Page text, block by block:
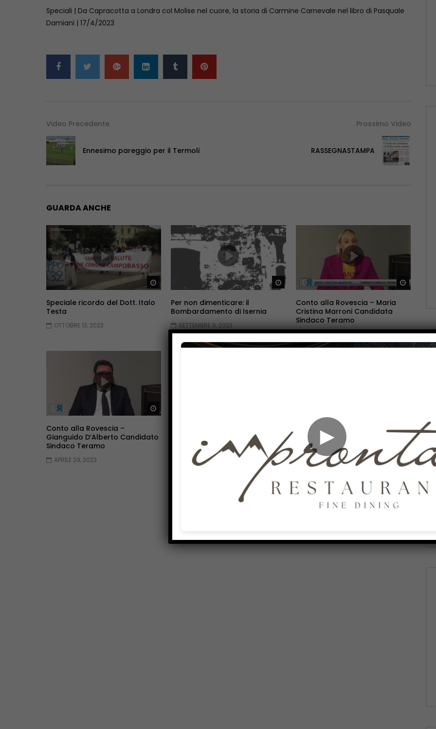
Speciali | Da Capracotta a Londra col Molise nel cuore, la storia di Carmine Carnevale nel libro di Pasquale
Damiani | 17/4/2023
Video Precedente
Ennesimo pareggio per il Termoli
Prossimo Video
RASSEGNASTAMPA
GUARDA ANCHE
Speciale ricordo del Dott. Italo
Testa
OTTOBRE 13, 2023
Guarda Dopo
Per non dimenticare: il
Bombardamento di Isernia
SETTEMBRE 9, 2023
Guarda
Conto alla Rovescia – Maria
Cristina Marroni Candidata
Sindaco Teramo
APRILE 29, 2023
Conto alla Rovescia –
Gianguido D’Alberto Candidato
Sindaco Teramo
APRILE 29, 2023
Antonetti Candidato Sindaco
APRILE 29, 2023
Conto alla Rovescia – Massimo
Blasiotti Candidato Sindaco Silvi
APRILE 29, 2023
►